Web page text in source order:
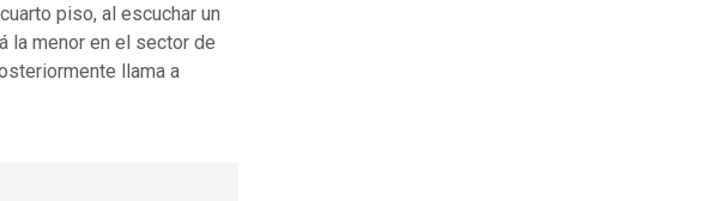
piso, al escuchar un
la menor en el sector de
llama a